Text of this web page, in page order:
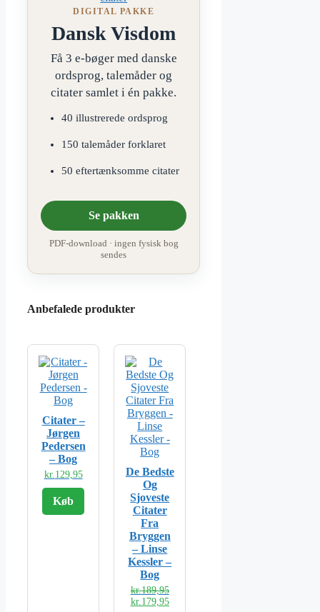
DIGITAL PAKKE
Dansk Visdom
Få 3 e-bøger med danske
ordsprog, talemåder og
citater samlet i én pakke.
40 illustrerede ordsprog
150 talemåder forklaret
50 eftertænksomme citater
Se pakken
PDF-download · ingen fysisk bog
sendes
Anbefalede produkter
Citater –
Jørgen
Pedersen
– Bog
kr. 129,95
Køb
De Bedste
Og
Sjoveste
Citater
Fra
Bryggen
– Linse
Kessler –
Bog
kr.189,95Den
oprindelige
kr. 179,95Den